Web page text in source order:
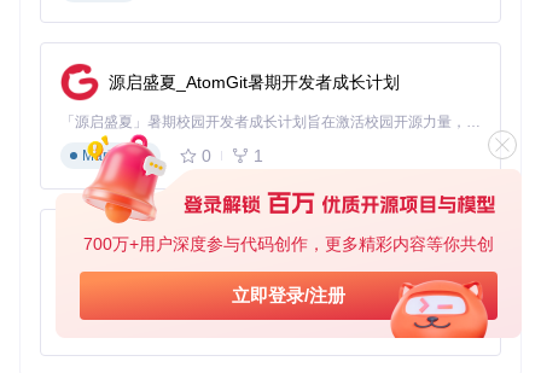
700万+用户深度参与代码创作，更多精彩内容等你共创
立即登录/注册
源启盛夏_AtomGit暑期开发者成长计划
「源启盛夏」暑期校园开发者成长计划旨在激活校园开源力量，通过积分激励、认证扶持、资源倾斜等形式，引导高校组织和开发者完成「入驻 — 建项目 — 做贡献 — 获认证 — 得资源」的完整闭环。无论你是想带领社团入驻平台的组织者，还是希望用代码贡献证明自己的开发者，都能在这里找到属于你的成长路径。
Markdown
0 1
py-xiaozhi
基于Python的Xiaozhi AI，适用于想要完整Xiaozhi体验而无需拥有专用硬件的用户。
Python
0 1